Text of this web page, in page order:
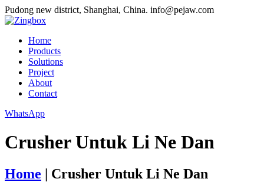
Pudong new district, Shanghai, China. info@pejaw.com
Home
Products
Solutions
Project
About
Contact
WhatsApp
Crusher Untuk Li Ne Dan
Home | Crusher Untuk Li Ne Dan